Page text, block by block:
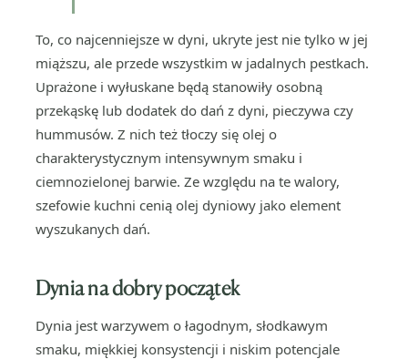
To, co najcenniejsze w dyni, ukryte jest nie tylko w jej
miąższu, ale przede wszystkim w jadalnych pestkach.
Uprażone i wyłuskane będą stanowiły osobną
przekąskę lub dodatek do dań z dyni, pieczywa czy
hummusów. Z nich też tłoczy się olej o
charakterystycznym intensywnym smaku i
ciemnozielonej barwie. Ze względu na te walory,
szefowie kuchni cenią olej dyniowy jako element
wyszukanych dań.
Dynia na dobry początek
Dynia jest warzywem o łagodnym, słodkawym
smaku, miękkiej konsystencji i niskim potencjale